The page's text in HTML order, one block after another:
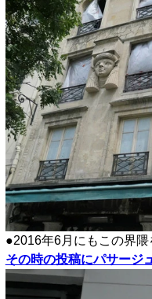
●2016年6月にもこの界隈
その時の投稿にパサージ